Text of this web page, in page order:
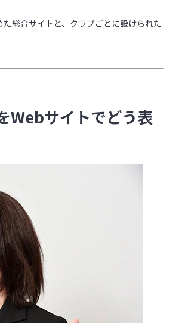
総合サイトと、クラブごとに設けられた
Webサイトでどう表